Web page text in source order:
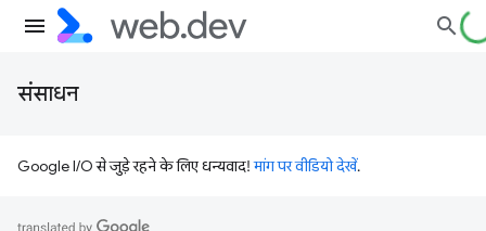
संसाधन
Google I/O से जुड़े रहने के लिए धन्यवाद!मांग पर वीडियो देखें.